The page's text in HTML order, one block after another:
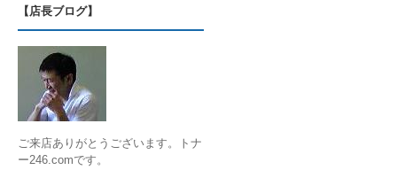
【店長ブログ】
ご来店ありがとうございます。トナ
ー246.comです。